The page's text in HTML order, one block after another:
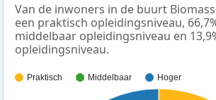
Van de inwoners in de buurt
een praktisch opleidingsniveau,
middelbaar opleidingsniveau en
opleidingsniveau.
Praktisch Middelbaar Hoger